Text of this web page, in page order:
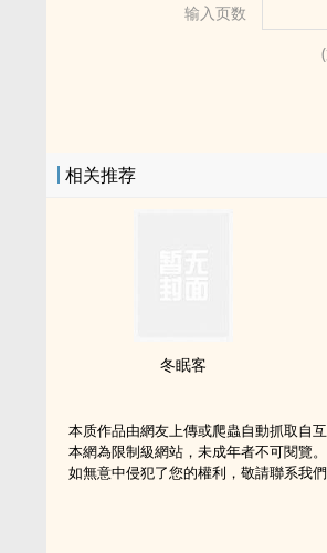
输入页数
相关推荐
冬眠客
本质作品由網友上傳或爬蟲自動抓取自互
本網為限制級網站，未成年者不可閱覽。
如無意中侵犯了您的權利，敬請聯系我們